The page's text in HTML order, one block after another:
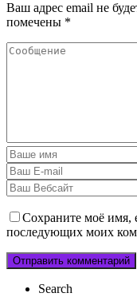
Ваш адрес email не
помечены *
Сохраните моё имя,
последующих моих
Search